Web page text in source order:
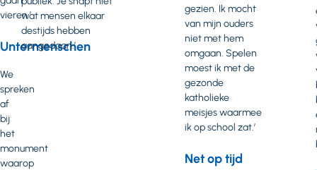
vieren.’
Untermenschen
We
spreken
af
bij
het
monument
waarop
wat mensen elkaar
destijds hebben
aangedaan.’
gezien. Ik mocht
van mijn ouders
niet met hem
omgaan. Spelen
moest ik met de
gezonde
katholieke
meisjes waarmee
ik op school zat.’
Net op tijd